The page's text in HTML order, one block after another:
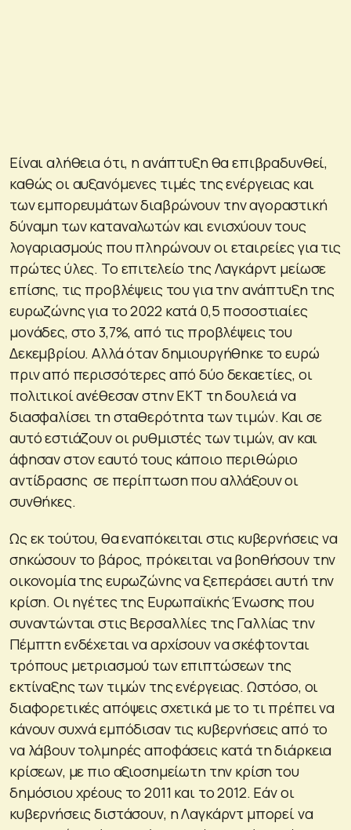
Είναι αλήθεια ότι, η ανάπτυξη θα επιβραδυνθεί,
καθώς οι αυξανόμενες τιμές της ενέργειας και
των εμπορευμάτων διαβρώνουν την αγοραστική
δύναμη των καταναλωτών και ενισχύουν τους
λογαριασμούς που πληρώνουν οι εταιρείες για τις
πρώτες ύλες. Το επιτελείο της Λαγκάρντ μείωσε
επίσης, τις προβλέψεις του για την ανάπτυξη της
ευρωζώνης για το 2022 κατά 0,5 ποσοστιαίες
μονάδες, στο 3,7%, από τις προβλέψεις του
Δεκεμβρίου. Αλλά όταν δημιουργήθηκε το ευρώ
πριν από περισσότερες από δύο δεκαετίες, οι
πολιτικοί ανέθεσαν στην ΕΚΤ τη δουλειά να
διασφαλίσει τη σταθερότητα των τιμών. Και σε
αυτό εστιάζουν οι ρυθμιστές των τιμών, αν και
άφησαν στον εαυτό τους κάποιο περιθώριο
αντίδρασης σε περίπτωση που αλλάξουν οι
συνθήκες.
Ως εκ τούτου, θα εναπόκειται στις κυβερνήσεις να
σηκώσουν το βάρος, πρόκειται να βοηθήσουν την
οικονομία της ευρωζώνης να ξεπεράσει αυτή την
κρίση. Οι ηγέτες της Ευρωπαϊκής Ένωσης που
συναντώνται στις Βερσαλλίες της Γαλλίας την
Πέμπτη ενδέχεται να αρχίσουν να σκέφτονται
τρόπους μετριασμού των επιπτώσεων της
εκτίναξης των τιμών της ενέργειας. Ωστόσο, οι
διαφορετικές απόψεις σχετικά με το τι πρέπει να
κάνουν συχνά εμπόδισαν τις κυβερνήσεις από το
να λάβουν τολμηρές αποφάσεις κατά τη διάρκεια
κρίσεων, με πιο αξιοσημείωτη την κρίση του
δημόσιου χρέους το 2011 και το 2012. Εάν οι
κυβερνήσεις διστάσουν, η Λαγκάρντ μπορεί να